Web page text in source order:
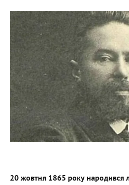
20 жовтня 1865 року народився